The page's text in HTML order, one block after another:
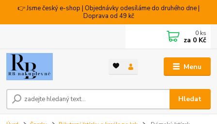
👉 Jsme český e-shop | Objednávky odesíláme do druhého dne |
Doprava od 49 kč
Menu
Hledat
0 ks
za 0 Kč